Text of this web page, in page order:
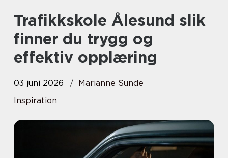
Trafikkskole Ålesund slik
finner du trygg og
effektiv opplæring
03 juni 2026
Marianne Sunde
Inspiration